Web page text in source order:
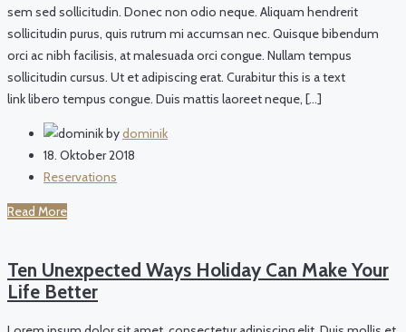
sem sed sollicitudin. Donec non odio neque. Aliquam hendrerit
sollicitudin purus, quis rutrum mi accumsan nec. Quisque bibendum
orci ac nibh facilisis, at malesuada orci congue. Nullam tempus
sollicitudin cursus. Ut et adipiscing erat. Curabitur this is a text
link libero tempus congue. Duis mattis laoreet neque, […]
bydominik
18. Oktober 2018
Reservations
Read More
Ten Unexpected Ways Holiday Can Make Your
Life Better